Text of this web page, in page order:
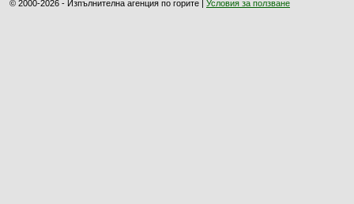
© 2000-2026 - Изпълнителна агенция по горите | Условия за ползване